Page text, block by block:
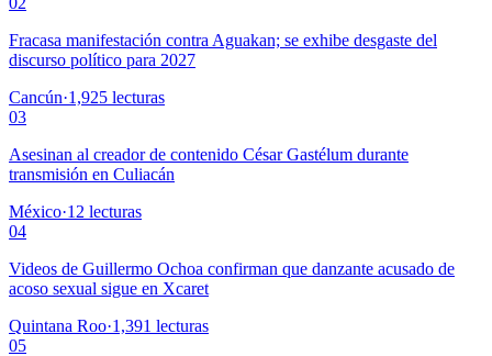
Fracasa manifestación contra Aguakan; se exhibe desgaste del
discurso político para 2027
Cancún·1,925 lecturas
03
Asesinan al creador de contenido César Gastélum durante
transmisión en Culiacán
México·12 lecturas
04
Videos de Guillermo Ochoa confirman que danzante acusado de
acoso sexual sigue en Xcaret
Quintana Roo·1,391 lecturas
05